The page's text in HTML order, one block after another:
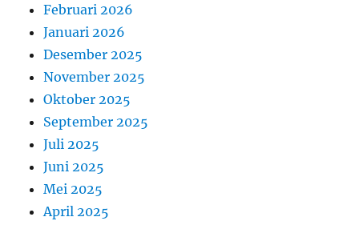
Februari 2026
Januari 2026
Desember 2025
November 2025
Oktober 2025
September 2025
Juli 2025
Juni 2025
Mei 2025
April 2025